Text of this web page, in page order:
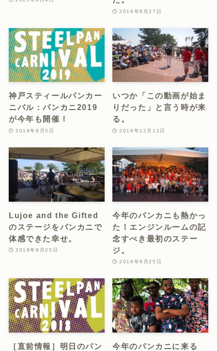
2019年8月27日
神戸スティールパンカー
ニバル：パンカニ2019
が今年も開催！
2019年8月5日
いつか「この動画が始ま
りだった」と言う時が来
る。
2018年12月11日
Lujoe and the Gifted
のステージをパンカニで
体感できた幸せ。
2018年9月25日
今年のパンカニも熱かっ
た！エンジンルームの記
念すべき最初のステー
ジ。
2018年9月25日
［直前情報］明日のパン
今年のパンカニに来る